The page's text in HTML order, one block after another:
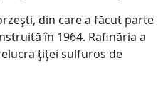
din care a făcut parte
în 1964. Rafinăria a
ţiţei sulfuros de